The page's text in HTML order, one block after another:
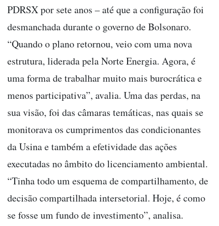
PDRSX por sete anos – até que a configuração foi
desmanchada durante o governo de Bolsonaro.
“Quando o plano retornou, veio com uma nova
estrutura, liderada pela Norte Energia. Agora, é
uma forma de trabalhar muito mais burocrática e
menos participativa”, avalia. Uma das perdas, na
sua visão, foi das câmaras temáticas, nas quais se
monitorava os cumprimentos das condicionantes
da Usina e também a efetividade das ações
executadas no âmbito do licenciamento ambiental.
“Tinha todo um esquema de compartilhamento, de
decisão compartilhada intersetorial. Hoje, é como
se fosse um fundo de investimento”, analisa.